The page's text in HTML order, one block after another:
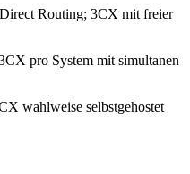
Routing; 3CX mit freier
pro System mit simultanen
wahlweise selbstgehostet